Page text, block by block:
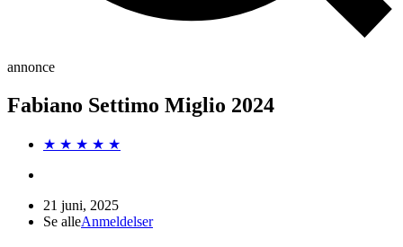
annonce
Fabiano Settimo Miglio 2024
★ ★ ★ ★ ★
21 juni, 2025
Se alleAnmeldelser